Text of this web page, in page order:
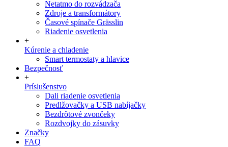
Netatmo do rozvádzača
Zdroje a transformátory
Časové spínače Grässlin
Riadenie osvetlenia
+
Kúrenie a chladenie
Smart termostaty a hlavice
Bezpečnosť
+
Príslušenstvo
Dali riadenie osvetlenia
Predlžovačky a USB nabíjačky
Bezdrôtové zvončeky
Rozdvojky do zásuvky
Značky
FAQ